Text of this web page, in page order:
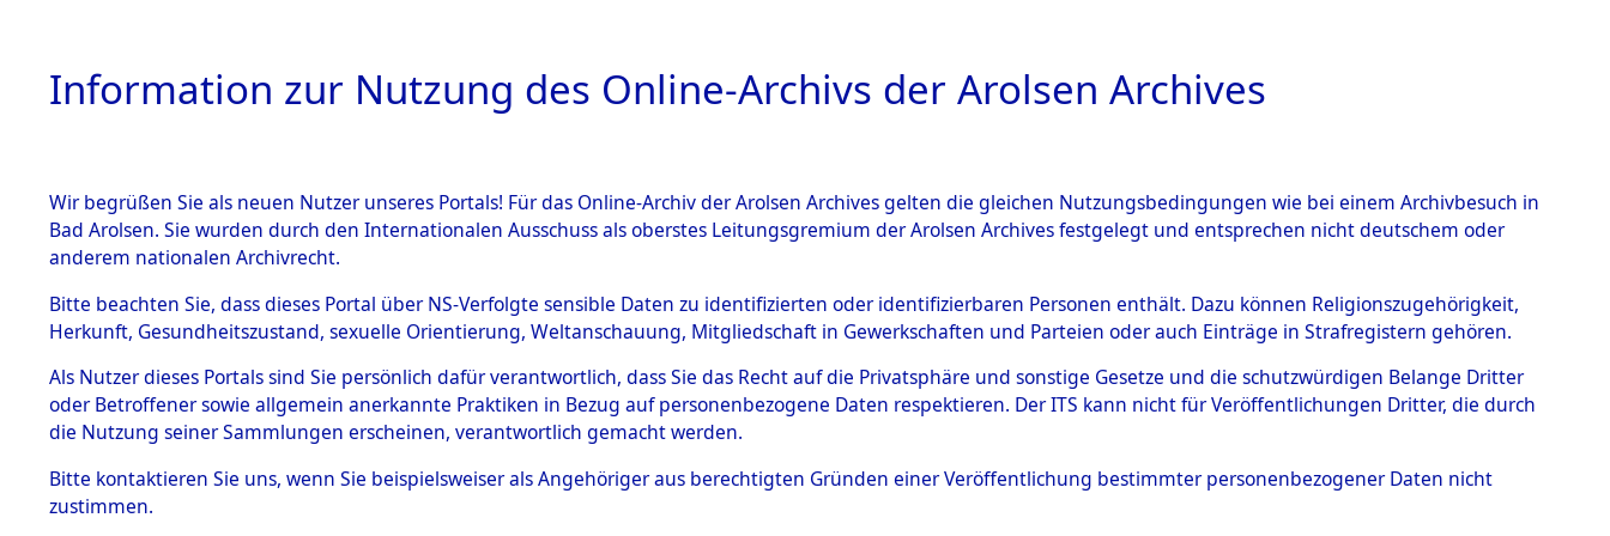
HOME BESTANDSBESCHREIBUNG ARCHIVALE ÜBERSICHT BILD
BESTÄNDE
Inhaftierungsdoku
mente
5. Verschiedenes
Todesmärsche
5.3.1 Alliierte
Konzentrationslager Natzweiler: Nachkriegs-Dokumente
betreffend das Kommando Bisingen: III. Exhumierungen
"Direction des Personnes Déplacées", "Elements D´Identification"
→0214 (82125112)
Information zur Nutzung des Online-Archivs der Arolsen Archives
Wir begrüßen Sie als neuen Nutzer unseres Portals! Für das Online-Archiv der Arolsen Archives gelten die gleichen Nutzungsbedingungen wie bei einem Archivbesuch in
Bad Arolsen. Sie wurden durch den Internationalen Ausschuss als oberstes Leitungsgremium der Arolsen Archives festgelegt und entsprechen nicht deutschem oder
anderem nationalen Archivrecht.
Bitte beachten Sie, dass dieses Portal über NS-Verfolgte sensible Daten zu identifizierten oder identifizierbaren Personen enthält. Dazu können Religionszugehörigkeit,
Herkunft, Gesundheitszustand, sexuelle Orientierung, Weltanschauung, Mitgliedschaft in Gewerkschaften und Parteien oder auch Einträge in Strafregistern gehören.
Als Nutzer dieses Portals sind Sie persönlich dafür verantwortlich, dass Sie das Recht auf die Privatsphäre und sonstige Gesetze und die schutzwürdigen Belange Dritter
oder Betroffener sowie allgemein anerkannte Praktiken in Bezug auf personenbezogene Daten respektieren. Der ITS kann nicht für Veröffentlichungen Dritter, die durch
die Nutzung seiner Sammlungen erscheinen, verantwortlich gemacht werden.
Bitte kontaktieren Sie uns, wenn Sie beispielsweiser als Angehöriger aus berechtigten Gründen einer Veröffentlichung bestimmter personenbezogener Daten nicht
zustimmen.